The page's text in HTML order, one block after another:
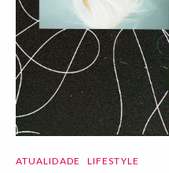
ATUALIDADE LIFESTYLE